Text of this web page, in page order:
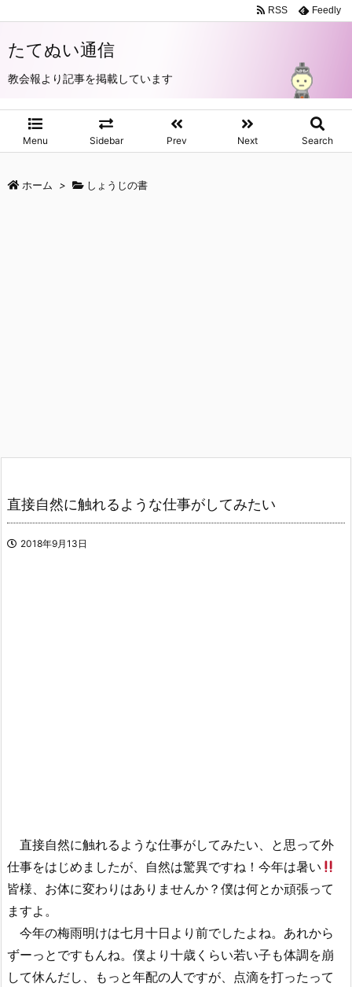
たてぬい通信
教会報より記事を掲載しています
Menu Sidebar Prev Next Search
RSS Feedly
ホーム > しょうじの書
直接自然に触れるような仕事がしてみたい
2018年9月13日
直接自然に触れるような仕事がしてみたい、と思って外
仕事をはじめましたが、自然は驚異ですね！今年は暑い
皆様、お体に変わりはありませんか？僕は何とか頑張って
ますよ。
今年の梅雨明けは七月十日より前でしたよね。あれから
ずーっとですもんね。僕より十歳くらい若い子も体調を崩
して休んだし、もっと年配の人ですが、点滴を打ったって